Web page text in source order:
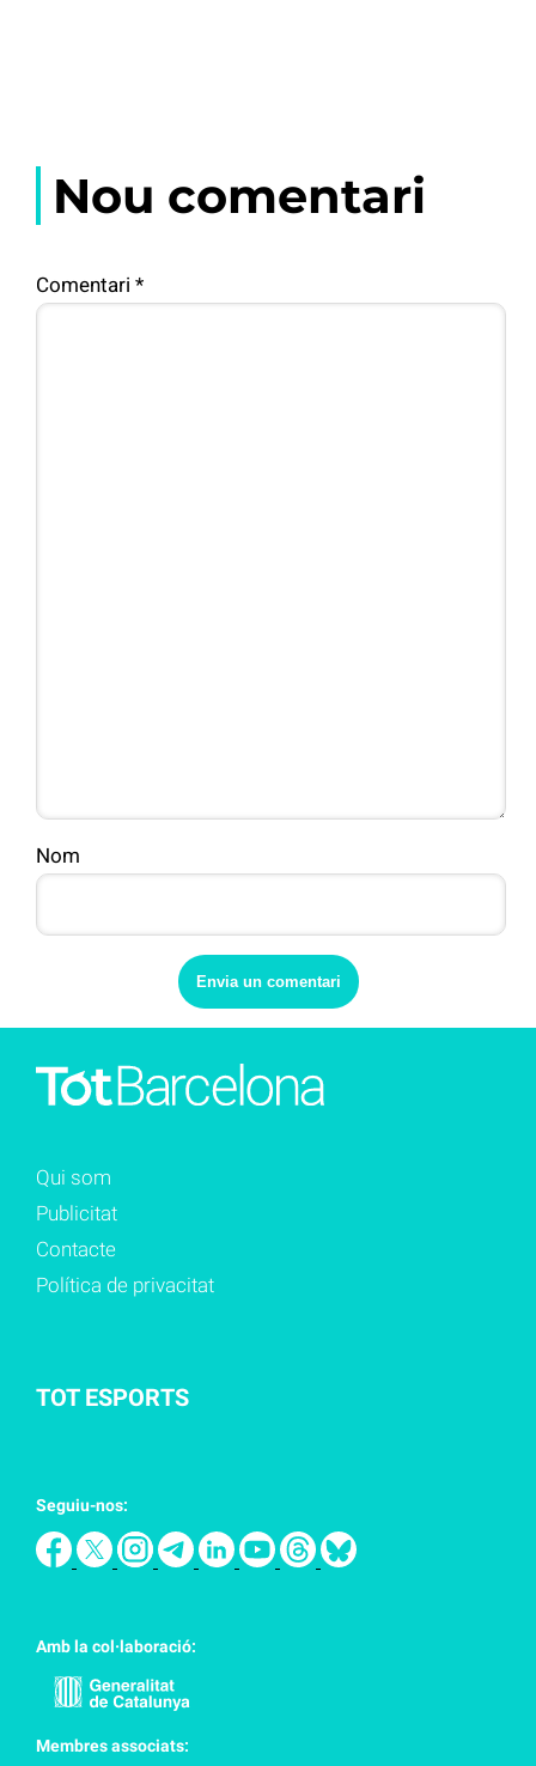
Nou comentari
Comentari *
Nom
Qui som
Publicitat
Contacte
Política de privacitat
TOT ESPORTS
Seguiu-nos:
Amb la col·laboració:
Membres associats: